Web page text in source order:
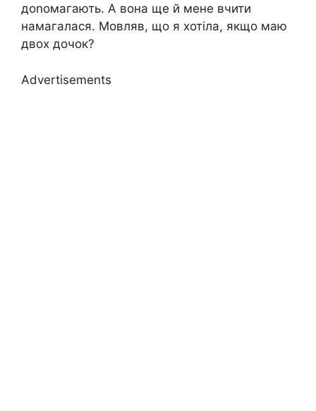
доnомагають. А вона ще й мене вчити
намагалася. Мовляв, що я хотіла, якщо маю
двох дочок?
Advertisements